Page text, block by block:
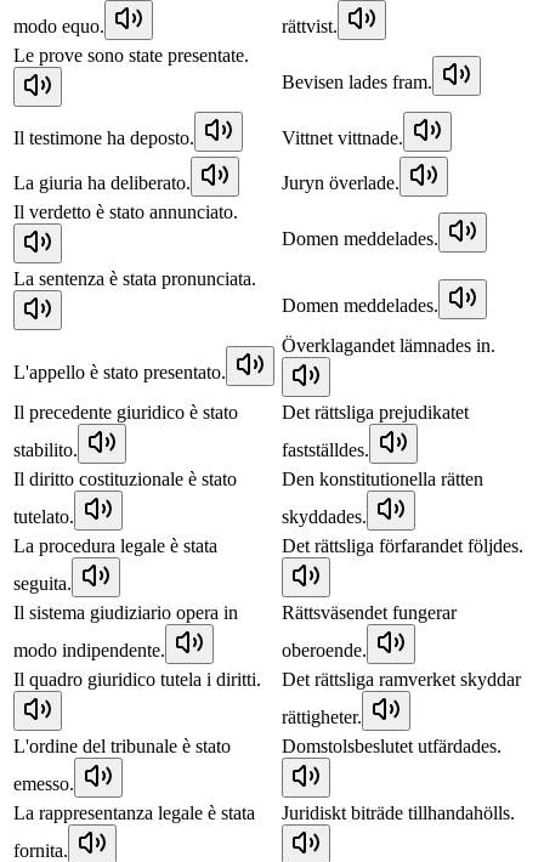
modo equo.
rättvist.
Le prove sono state presentate.
Bevisen lades fram.
Il testimone ha deposto. Vittnet vittnade.
La giuria ha deliberato.
Juryn överlade.
Il verdetto è stato annunciato.
Domen meddelades.
La sentenza è stata pronunciata.
Domen meddelades.
L'appello è stato presentato.
Överklagandet lämnades in.
Il precedente giuridico è stato
stabilito.
Det rättsliga prejudikatet
fastställdes.
Il diritto costituzionale è stato
tutelato.
Den konstitutionella rätten
skyddades.
La procedura legale è stata
seguita.
Det rättsliga förfarandet följdes.
Il sistema giudiziario opera in
modo indipendente.
Rättsväsendet fungerar
oberoende.
Il quadro giuridico tutela i diritti.
Det rättsliga ramverket skyddar
rättigheter.
L'ordine del tribunale è stato
emesso.
Domstolsbeslutet utfärdades.
La rappresentanza legale è stata
fornita.
Juridiskt biträde tillhandahölls.